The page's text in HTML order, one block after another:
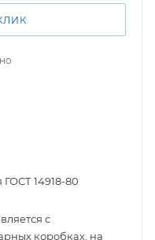
14918-80
с
коробках, на